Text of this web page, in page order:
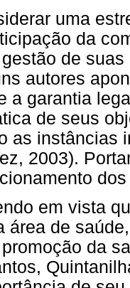
uma
da
de
autores
a garantia
de seus
as instâncias
2003).
em vista
área de
da